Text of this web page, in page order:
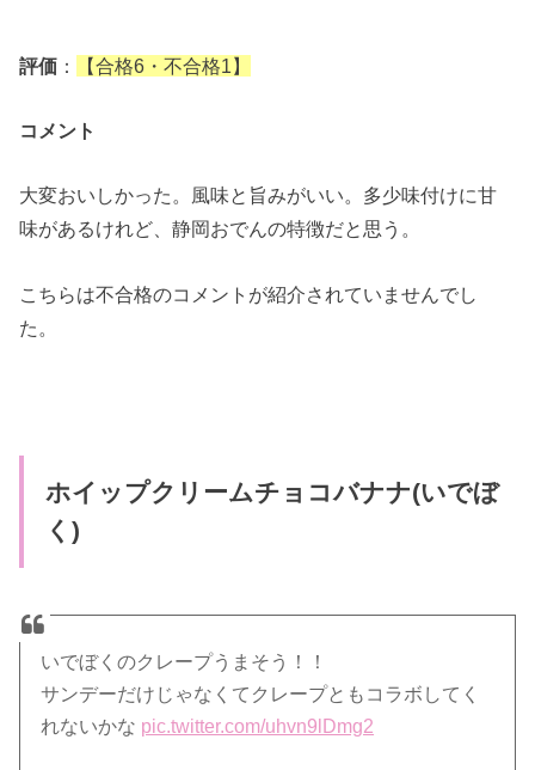
評価 ： 【合格6・不合格1】
コメント
大変おいしかった。風味と旨みがいい。多少味付けに甘
味があるけれど、静岡おでんの特徴だと思う。
こちらは不合格のコメントが紹介されていませんでし
た。
ホイップクリームチョコバナナ(いでぼ
く)
いでぼくのクレープうまそう！！
サンデーだけじゃなくてクレープともコラボしてく
れないかな pic.twitter.com/uhvn9lDmg2